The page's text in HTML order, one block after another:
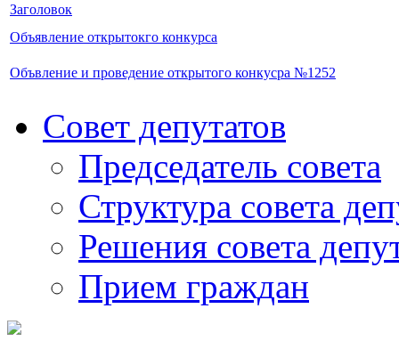
Заголовок
Объявление открытокго конкурса
Объвление и проведение открытого конкусра №1252
Совет депутатов
Председатель совета
Структура совета
Решения совета
Прием граждан